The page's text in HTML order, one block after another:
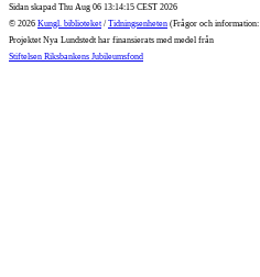
Sidan skapad Thu Aug 06 13:14:15 CEST 2026
© 2026 Kungl. biblioteket / Tidningsenheten (Frågor och information:
Projektet Nya Lundstedt har finansierats med medel från
Stiftelsen Riksbankens Jubileumsfond